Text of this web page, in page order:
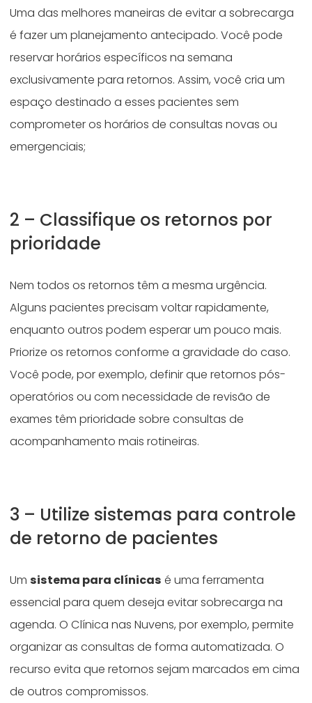
Uma das melhores maneiras de evitar a sobrecarga
é fazer um planejamento antecipado. Você pode
reservar horários específicos na semana
exclusivamente para retornos. Assim, você cria um
espaço destinado a esses pacientes sem
comprometer os horários de consultas novas ou
emergenciais;
2 – Classifique os retornos por
prioridade
Nem todos os retornos têm a mesma urgência.
Alguns pacientes precisam voltar rapidamente,
enquanto outros podem esperar um pouco mais.
Priorize os retornos conforme a gravidade do caso.
Você pode, por exemplo, definir que retornos pós-
operatórios ou com necessidade de revisão de
exames têm prioridade sobre consultas de
acompanhamento mais rotineiras.
3 – Utilize sistemas para controle
de retorno de pacientes
Umsistema para clínicas é uma ferramenta
essencial para quem deseja evitar sobrecarga na
agenda. O Clínica nas Nuvens, por exemplo, permite
organizar as consultas de forma automatizada. O
recurso evita que retornos sejam marcados em cima
de outros compromissos.